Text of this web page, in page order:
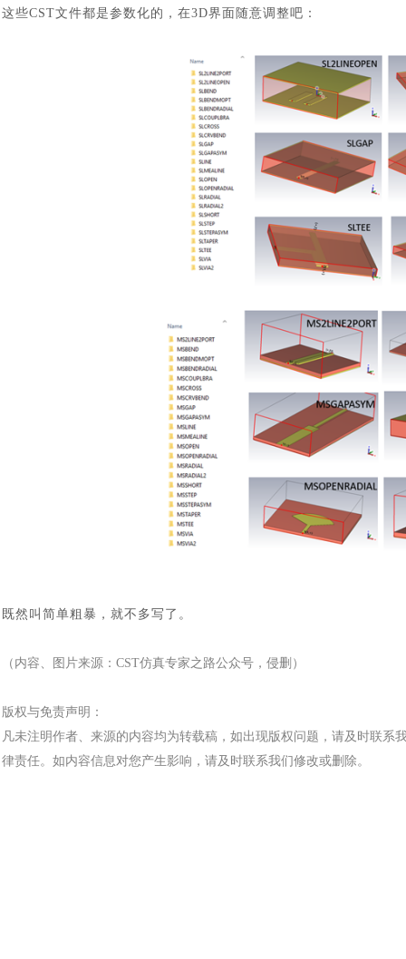
这些CST文件都是参数化的，在3D界面随意调整吧：
既然叫简单粗暴，就不多写了。
（内容、图片来源： CST仿真专家之路公众号，侵删）
版权与免责声明：
凡未注明作者、来源的内容均为转载稿，如出现版权问题，请及时联
律责任。如内容信息对您产生影响，请及时联系我们修改或删除。